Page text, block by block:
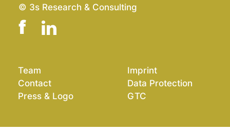
© 3s Research & Consulting
Team
Contact
Press & Logo
Imprint
Data Protection
GTC